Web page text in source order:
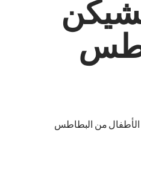
الأطفال من البطاطس